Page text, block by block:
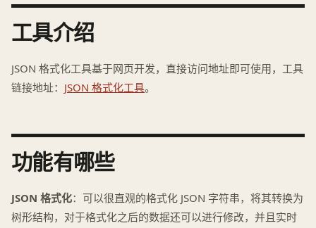
工具介绍
JSON 格式化工具基于网页开发，直接访问地址即可使用，工具
链接地址： JSON 格式化工具。
功能有哪些
JSON 格式化：可以很直观的格式化 JSON 字符串，将其转换为
树形结构，对于格式化之后的数据还可以进行修改，并且实时